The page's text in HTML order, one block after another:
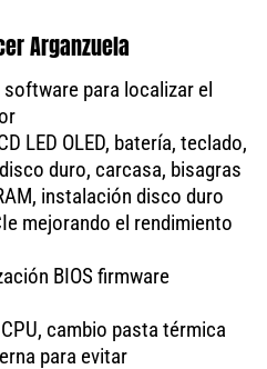
Arganzuela
para localizar el
LED OLED, batería, teclado,
duro, carcasa, bisagras
instalación disco duro
mejorando el rendimiento
BIOS firmware
cambio pasta térmica
para evitar